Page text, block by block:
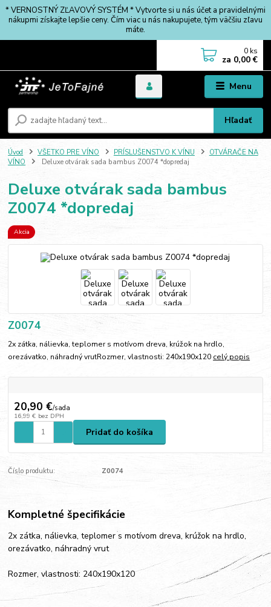
* VERNOSTNÝ ZĽAVOVÝ SYSTÉM * Vytvorte si u nás účet a pravidelnými
nákupmi získajte lepšie ceny. Čím viac u nás nakupujete, tým väčšiu zľavu
máte.
Menu
Hľadať
0 ks
za 0,00 €
Úvod VŠETKO PRE VÍNO PRÍSLUŠENSTVO K VÍNU
OTVÁRAČE NA
VÍNO
Deluxe otvárak sada bambus Z0074 *dopredaj
Deluxe otvárak sada bambus
Z0074 *dopredaj
Akcia
Z0074
2x zátka, nálievka, teplomer s motívom dreva, krúžok na hrdlo,
orezávatko, náhradný vrutRozmer, vlastnosti: 240x190x120 celý popis
20,90 €/sada
16,99 € bez DPH
Pridať do košíka
Číslo produktu: Z0074
Kompletné špecifikácie
2x zátka, nálievka, teplomer s motívom dreva, krúžok na hrdlo,
orezávatko, náhradný vrut
Rozmer, vlastnosti: 240x190x120